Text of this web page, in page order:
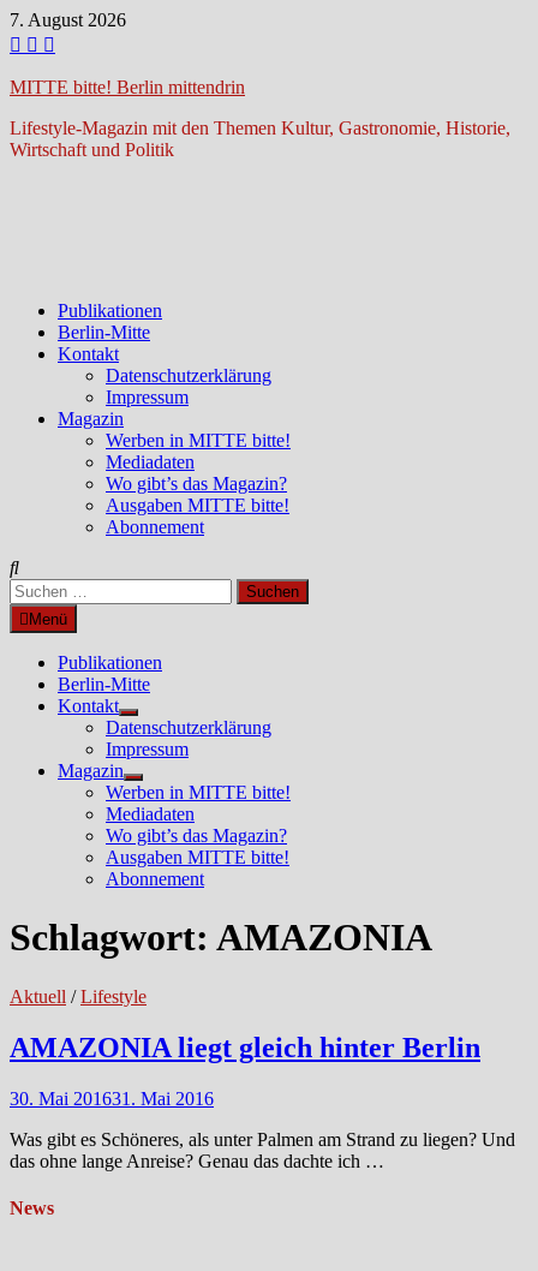
Zum
Inhalt
7. August 2026
MITTE bitte! Berlin mittendrin
Lifestyle-Magazin mit den Themen Kultur, Gastronomie, Historie,
Wirtschaft und Politik
Publikationen
Berlin-Mitte
Kontakt
Datenschutzerklärung
Impressum
Magazin
Werben in MITTE bitte!
Mediadaten
Wo gibt’s das Magazin?
Ausgaben MITTE bitte!
Abonnement
Suchen
nach:Menü
Publikationen
Berlin-Mitte
Kontakt
Untermenü
anzeigen
Datenschutzerklärung
Impressum
Magazin
Untermenü
anzeigen
Werben in MITTE bitte!
Mediadaten
Wo gibt’s das Magazin?
Ausgaben MITTE bitte!
Abonnement
Schlagwort: AMAZONIA
Aktuell /Lifestyle
AMAZONIA liegt gleich hinter Berlin
30. Mai 201631. Mai 2016
Was gibt es Schöneres, als unter Palmen am Strand zu liegen? Und
das ohne lange Anreise? Genau das dachte ich …
News